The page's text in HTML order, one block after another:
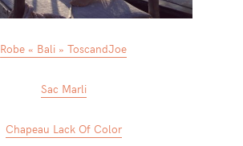
Robe « Bali » ToscandJoe
Sac Marli
Chapeau Lack Of Color